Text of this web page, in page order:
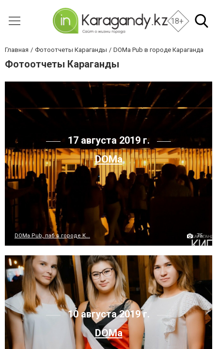
18+
Главная Фотоотчеты Караганды DOMa Pub в городе Караганда
Фотоотчеты Караганды
17 августа 2019 г.
DOMa
DOMa Pub, паб в городе К... 75
10 августа 2019 г.
DOMa